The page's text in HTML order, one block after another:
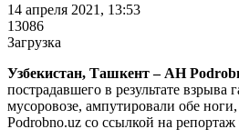
14 апреля 2021, 13:53
13086
Загрузка
Узбекистан, Ташкент – АН
пострадавшего в результате взрыва
мусоровозе, ампутировали обе
Podrobno.uz со ссылкой на репортаж